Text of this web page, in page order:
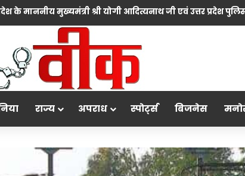
राज्य अपराध स्पोर्ट्स बिजनेस